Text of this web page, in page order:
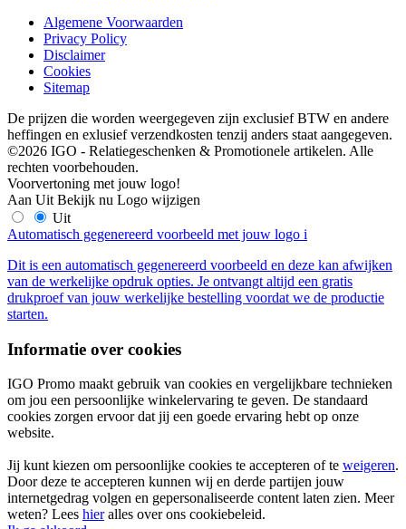
Algemene Voorwaarden
Privacy Policy
Disclaimer
Cookies
Sitemap
De prijzen die worden weergegeven zijn exclusief BTW en andere
heffingen en exlusief verzendkosten tenzij anders staat aangegeven.
©2026 IGO - Relatiegeschenken & Promotionele artikelen. Alle
rechten voorbehouden.
Voorvertoning met jouw logo!
Aan Uit Bekijk nu Logo wijzigen
Uit
Automatisch gegenereerd voorbeeld met jouw logo i
Dit is een automatisch gegenereerd voorbeeld en deze kan afwijken
van de werkelijke opdruk opties. Je ontvangt altijd een gratis
drukproef van jouw werkelijke bestelling voordat we de productie
starten.
Informatie over cookies
IGO Promo maakt gebruik van cookies en vergelijkbare technieken
om jou een persoonlijke winkelervaring te geven. De standaard
cookies zorgen ervoor dat jij een goede ervaring hebt op onze
website.
Jij kunt kiezen om persoonlijke cookies te accepteren of te weigeren.
Door deze te accepteren kunnen wij en derde partijen jouw
internetgedrag volgen en gepersonaliseerde content laten zien. Meer
weten? Lees hieralles over ons cookiebeleid.